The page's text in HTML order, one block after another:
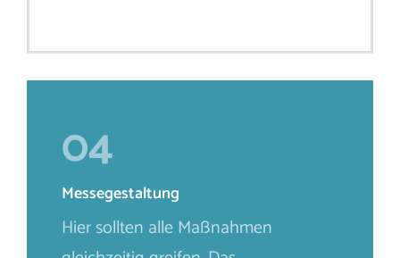
04
Messegestaltung
Hier sollten alle Maßnahmen